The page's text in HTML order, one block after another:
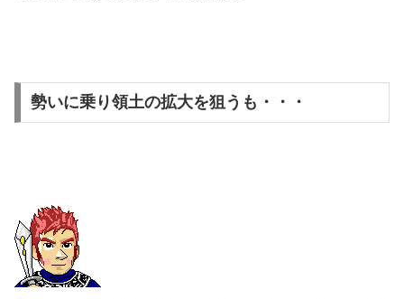
勢いに乗り領土の拡大を狙うも・・・